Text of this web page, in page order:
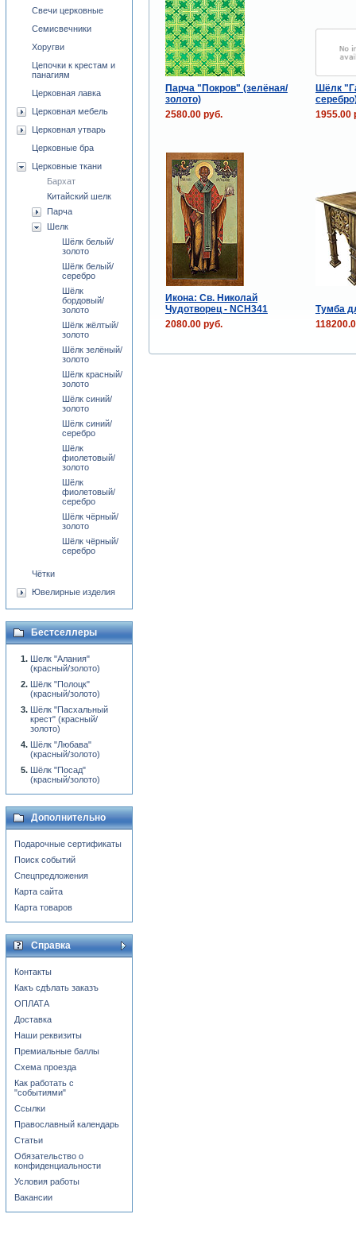
Парча "Покров" (зелёная/
золото)
Шёлк
2580.00 руб.
1955.00
Икона: Св. Николай
Чудотворец - NCH341
Тумба
2080.00 руб.
Свечи церковные
Семисвечники
Хоругви
Цепочки к крестам и
панагиям
Церковная лавка
Церковная мебель
Церковная утварь
Церковные бра
Церковные ткани
Бархат
Китайский шелк
Парча
Шелк
Шёлк белый/
золото
Шёлк белый/
серебро
Шёлк
бордовый/
золото
Шёлк жёлтый/
золото
Шёлк зелёный/
золото
Шёлк красный/
золото
Шёлк синий/
золото
Шёлк синий/
серебро
Шёлк
фиолетовый/
золото
Шёлк
фиолетовый/
серебро
Шёлк чёрный/
золото
Шёлк чёрный/
серебро
Чётки
Ювелирные изделия
Бестселлеры
Шелк "Алания"
(красный/золото)
Шёлк "Полоцк"
(красный/золото)
Шёлк "Пасхальный
крест" (красный/
золото)
Шёлк "Любава"
(красный/золото)
Шёлк "Посад"
(красный/золото)
Дополнительно
Подарочные сертификаты
Поиск событий
Спецпредложения
Карта сайта
Карта товаров
Справка
Контакты
Какъ сдѣлать заказъ
ОПЛАТА
Доставка
Наши реквизиты
Премиальные баллы
Схема проезда
Как работать с
"событиями"
Ссылки
Православный календарь
Статьи
Обязательство о
конфиденциальности
Условия работы
Вакансии